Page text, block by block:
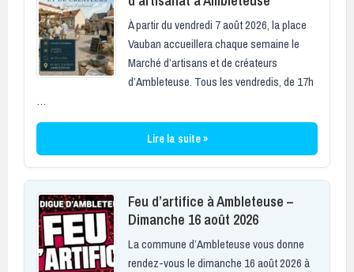
À partir du vendredi 7 août 2026, la place
Vauban accueillera chaque semaine le
Marché d’artisans et de créateurs
d’Ambleteuse. Tous les vendredis, de 17h
…
Lire la suite »
Feu d’artifice à Ambleteuse –
Dimanche 16 août 2026
La commune d’Ambleteuse vous donne
rendez-vous le dimanche 16 août 2026 à